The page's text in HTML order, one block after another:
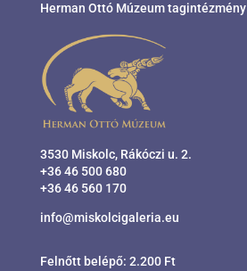
Herman Ottó Múzeum tagintézmény
3530 Miskolc, Rákóczi u. 2.
+36 46 500 680
+36 46 560 170
info@miskolcigaleria.eu
Felnőtt belépő: 2.200 Ft